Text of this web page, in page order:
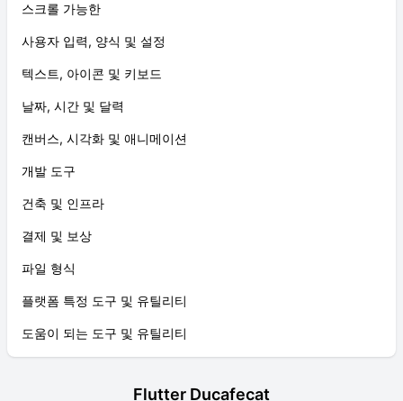
스크롤 가능한
사용자 입력, 양식 및 설정
텍스트, 아이콘 및 키보드
날짜, 시간 및 달력
캔버스, 시각화 및 애니메이션
개발 도구
건축 및 인프라
결제 및 보상
파일 형식
플랫폼 특정 도구 및 유틸리티
도움이 되는 도구 및 유틸리티
Flutter Ducafecat